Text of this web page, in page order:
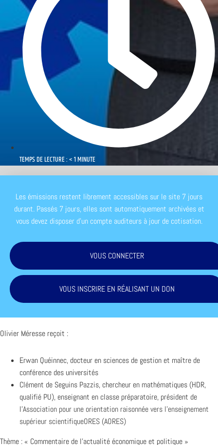
TEMPS DE LECTURE : < 1 MINUTE
Les émissions restent librement accessibles sur le site 7 jours
durant. Passés 7 jours, elles sont automatiquement archivées et
vous devez disposer d'un compte auditeurs à jour de cotisation.
VOUS CONNECTER
VOUS INSCRIRE EN RÉALISANT UN DON
Olivier Méresse reçoit :
Erwan Quéinnec, docteur en sciences de gestion et maître de
conférence des universités
Clément de Seguins Pazzis, chercheur en mathématiques (HDR,
qualifié PU), enseignant en classe préparatoire, président de
l’Association pour une orientation raisonnée vers l’enseignement
supérieur scientifiqueORES (AORES)
Thème : « Commentaire de l’actualité économique et politique »